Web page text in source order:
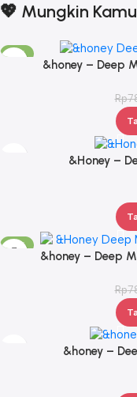
💖 Mungkin
-17%
&honey – Deep
Rp
&Honey –
-17%
&honey – Deep
Rp
&honey –